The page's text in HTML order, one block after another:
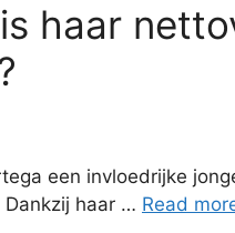
haar
een invloedrijke
haar … Read